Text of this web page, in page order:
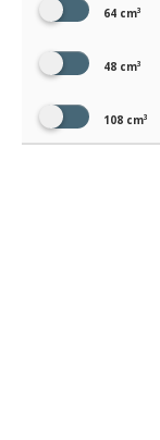
64 cm³
48 cm³
108 cm³